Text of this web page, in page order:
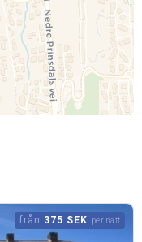
från 375 SEK per natt